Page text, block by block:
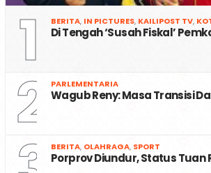
1 BERITA, IN PICTURES, KAILIPOST TV,
Di Tengah ‘Susah Fiskal’
2 PARLEMENTARIA
Wagub Reny: Masa Transisi
BERITA, OLAHRAGA, SPORT
Porprov Diundur, Status Tuan